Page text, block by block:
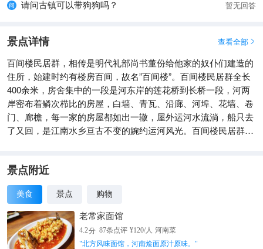
请问古镇可以带狗狗吗？ 暂无回答
景点详情 查看全部 
百间楼民居群，相传是明代礼部尚书董份给他家的奴仆们建造的
住所，始建时约有楼房百间，故名”百间楼”。百间楼民居群全长
400余米，房舍集中的一段是河东岸的莲花桥到长桥一段，河两
岸密布着鳞次栉比的房屋，白墙、青瓦、沿廊、河埠、花墙、卷
门、廊檐，每一家的房屋都如出一辙，屋外运河水流淌，船只去
了又回，是江南水乡亘古不变的婉约运河风光。百间楼民居群房
齐，且有河埠，即方便百姓、船家、商人上岸、下船，搬运货物
和出行，又便于百姓汲水和洗涤。百间楼民居群的建筑既保持明
代建筑风格，又具有清代建筑遗韵，是具有典型江南水乡风味的
民居楼群建筑。
景点附近
美食 景点 购物
老常家面馆
4.2分 87条点评 ¥120/人 河南菜
"北方风味面馆，河南烩面原汁原味。 "